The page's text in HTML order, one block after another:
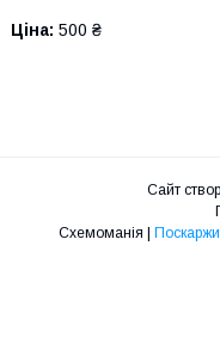
Ціна: 500 ₴
Сайт